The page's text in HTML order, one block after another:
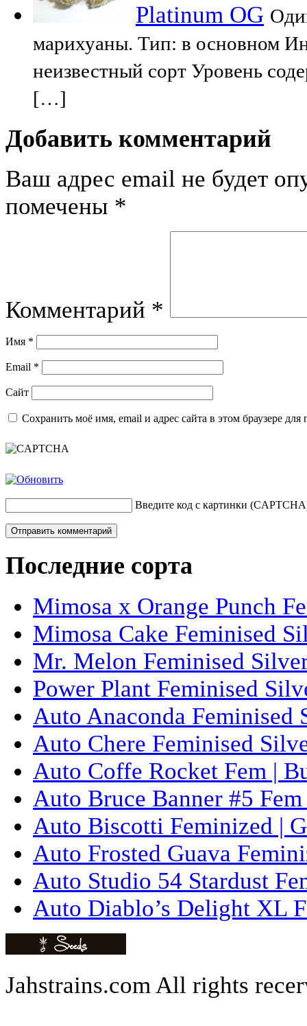
Platinum OG
марихуаны. Тип: в основном
неизвестный сорт Уровень
[…]
Добавить комментарий
Ваш адрес email не будет
помечены *
Комментарий *
Имя *
Email *
Сайт
Сохранить моё имя, email и адрес сайта в этом браузере
Введите код с картинки
Последние сорта
Mimosa x Orange Punch
Mimosa Cake Feminised
Mr. Melon Feminised
Power Plant Feminised
Auto Anaconda Feminised
Auto Chere Feminised
Auto Coffe Rocket Fem |
Auto Bruce Banner #5
Auto Biscotti Feminized |
Auto Frosted Guava
Auto Studio 54 Stardust
Auto Diablo’s Delight XL
Jahstrains.comAll rights